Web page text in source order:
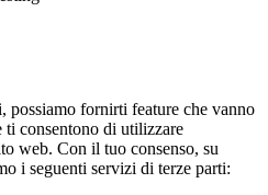
possiamo fornirti feature che vanno
consentono di utilizzare
web. Con il tuo consenso, su
i seguenti servizi di terze parti: